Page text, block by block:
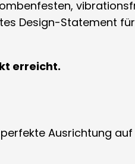
Design-Statement
erreicht.
Ausrichtung auf